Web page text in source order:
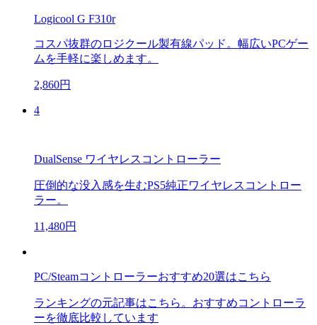
Logicool G F310r
コスパ抜群のロジクール製有線パッド。幅広いPCゲー
ムを手軽に楽しめます。
2,860円
4
DualSense ワイヤレスコントローラー
圧倒的な没入感を生むPS5純正ワイヤレスコントロー
ラー。
11,480円
PC/Steamコントローラーおすすめ20選はこちら
ランキングの元記事はこちら。おすすめコントローラ
ーを徹底比較しています